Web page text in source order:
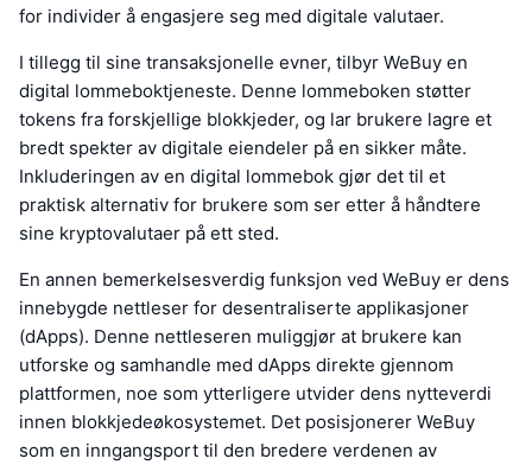
for individer å engasjere seg med digitale valutaer.
I tillegg til sine transaksjonelle evner, tilbyr WeBuy en
digital lommeboktjeneste. Denne lommeboken støtter
tokens fra forskjellige blokkjeder, og lar brukere lagre et
bredt spekter av digitale eiendeler på en sikker måte.
Inkluderingen av en digital lommebok gjør det til et
praktisk alternativ for brukere som ser etter å håndtere
sine kryptovalutaer på ett sted.
En annen bemerkelsesverdig funksjon ved WeBuy er dens
innebygde nettleser for desentraliserte applikasjoner
(dApps). Denne nettleseren muliggjør at brukere kan
utforske og samhandle med dApps direkte gjennom
plattformen, noe som ytterligere utvider dens nytteverdi
innen blokkjedeøkosystemet. Det posisjonerer WeBuy
som en inngangsport til den bredere verdenen av